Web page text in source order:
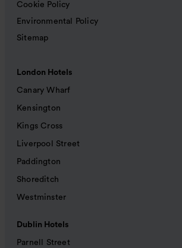
Cookie Policy
Environmental Policy
Sitemap
London Hotels
Canary Wharf
Kensington
Kings Cross
Liverpool Street
Paddington
Shoreditch
Westminster
Dublin Hotels
Parnell Street